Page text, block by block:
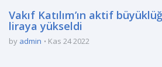
Vakıf Katılım’ın aktif
liraya yükseldi
by admin Kas 24 2022